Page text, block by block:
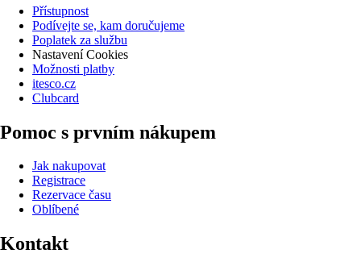
Přístupnost
Podívejte se, kam doručujeme
Poplatek za službu
Nastavení Cookies
Možnosti platby
itesco.cz
Clubcard
Pomoc s prvním nákupem
Jak nakupovat
Registrace
Rezervace času
Oblíbené
Kontakt